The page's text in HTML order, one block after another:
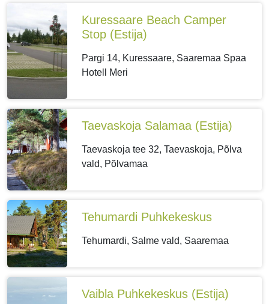
Kuressaare Beach Camper
Stop (Estija)
Pargi 14, Kuressaare, Saaremaa Spaa
Hotell Meri
Taevaskoja Salamaa (Estija)
Taevaskoja tee 32, Taevaskoja, Põlva
vald, Põlvamaa
Tehumardi Puhkekeskus
Tehumardi, Salme vald, Saaremaa
Vaibla Puhkekeskus (Estija)